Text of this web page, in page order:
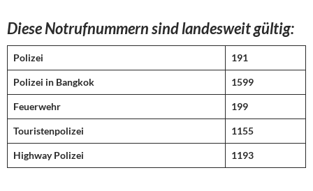
Diese Notrufnummern sind landesweit gültig:
Polizei 191
Polizei in Bangkok 1599
Feuerwehr 199
Touristenpolizei 1155
Highway Polizei 1193